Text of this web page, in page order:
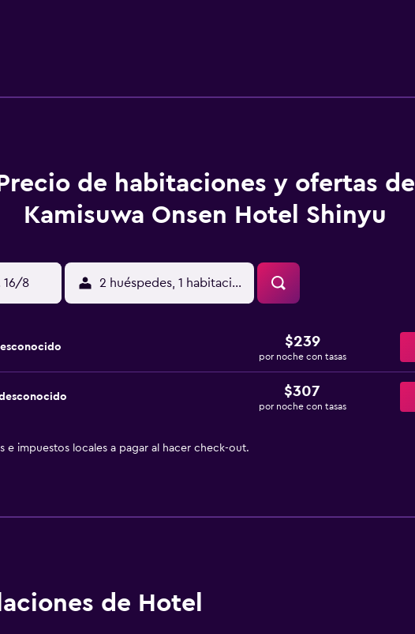
de habitaciones y ofertas de
Kamisuwa Onsen Hotel Shinyu
16/8 2 huéspedes, 1 habitación
$239
por noche con tasas
$307
por noche con tasas
e impuestos locales a pagar al hacer check-out.
de Hotel